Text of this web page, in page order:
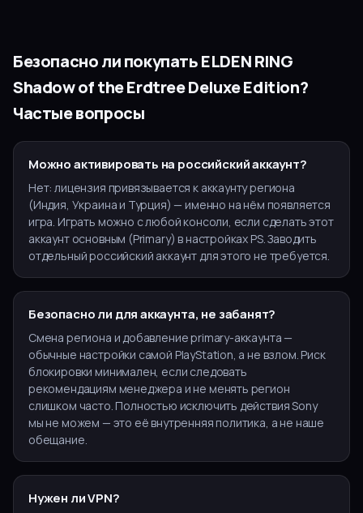
Безопасно ли покупатьELDEN RING
Shadow of the Erdtree Deluxe Edition?
Частые вопросы
Можно активировать на российский аккаунт?
Нет: лицензия привязывается к аккаунту региона
(Индия, Украина и Турция) — именно на нём появляется
игра. Играть можно с любой консоли, если сделать этот
аккаунт основным (Primary) в настройках PS. Заводить
отдельный российский аккаунт для этого не требуется.
Безопасно ли для аккаунта, не забанят?
Смена региона и добавление primary-аккаунта —
обычные настройки самой PlayStation, а не взлом. Риск
блокировки минимален, если следовать
рекомендациям менеджера и не менять регион
слишком часто. Полностью исключить действия Sony
мы не можем — это её внутренняя политика, а не наше
обещание.
Нужен ли VPN?